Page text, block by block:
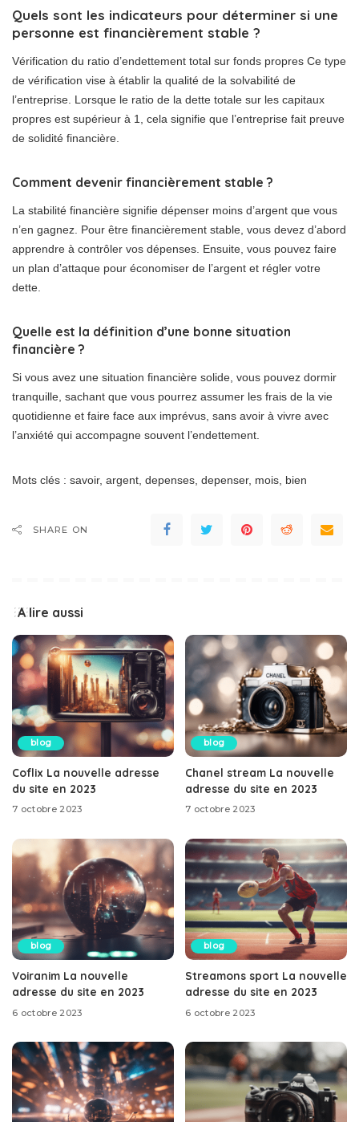
Quels sont les indicateurs pour déterminer si une
personne est financièrement stable ?
Vérification du ratio d’endettement total sur fonds propres Ce type
de vérification vise à établir la qualité de la solvabilité de
l’entreprise. Lorsque le ratio de la dette totale sur les capitaux
propres est supérieur à 1, cela signifie que l’entreprise fait preuve
de solidité financière.
Comment devenir financièrement stable ?
La stabilité financière signifie dépenser moins d’argent que vous
n’en gagnez. Pour être financièrement stable, vous devez d’abord
apprendre à contrôler vos dépenses. Ensuite, vous pouvez faire
un plan d’attaque pour économiser de l’argent et régler votre
dette.
Quelle est la définition d’une bonne situation
financière ?
Si vous avez une situation financière solide, vous pouvez dormir
tranquille, sachant que vous pourrez assumer les frais de la vie
quotidienne et faire face aux imprévus, sans avoir à vivre avec
l’anxiété qui accompagne souvent l’endettement.
Mots clés : savoir, argent, depenses, depenser, mois, bien
SHARE ON
A lire aussi
blog
Coflix La nouvelle adresse
du site en 2023
7 octobre 2023
blog
Chanel stream La nouvelle
adresse du site en 2023
7 octobre 2023
blog
Voiranim La nouvelle
adresse du site en 2023
6 octobre 2023
blog
Streamons sport La nouvelle
adresse du site en 2023
6 octobre 2023